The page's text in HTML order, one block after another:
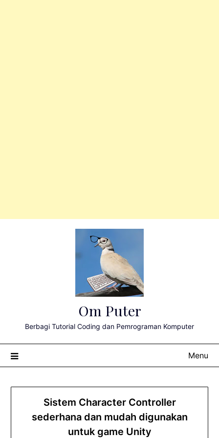
Om Puter
Berbagi Tutorial Coding dan Pemrograman Komputer
Menu
Sistem Character Controller
sederhana dan mudah digunakan
untuk game Unity